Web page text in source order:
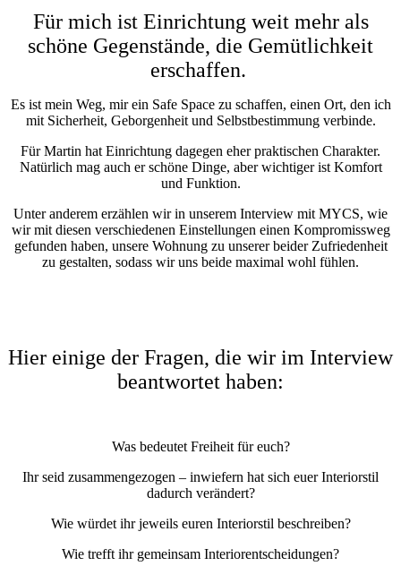
Für mich ist Einrichtung weit mehr als
schöne Gegenstände, die Gemütlichkeit
erschaffen.
Es ist mein Weg, mir ein Safe Space zu schaffen, einen Ort, den ich
mit Sicherheit, Geborgenheit und Selbstbestimmung verbinde.
Für Martin hat Einrichtung dagegen eher praktischen Charakter.
Natürlich mag auch er schöne Dinge, aber wichtiger ist Komfort
und Funktion.
Unter anderem erzählen wir in unserem Interview mit MYCS, wie
wir mit diesen verschiedenen Einstellungen einen Kompromissweg
gefunden haben, unsere Wohnung zu unserer beider Zufriedenheit
zu gestalten, sodass wir uns beide maximal wohl fühlen.
Hier einige der Fragen, die wir im Interview
beantwortet haben:
Was bedeutet Freiheit für euch?
Ihr seid zusammengezogen – inwiefern hat sich euer Interiorstil
dadurch verändert?
Wie würdet ihr jeweils euren Interiorstil beschreiben?
Wie trefft ihr gemeinsam Interiorentscheidungen?